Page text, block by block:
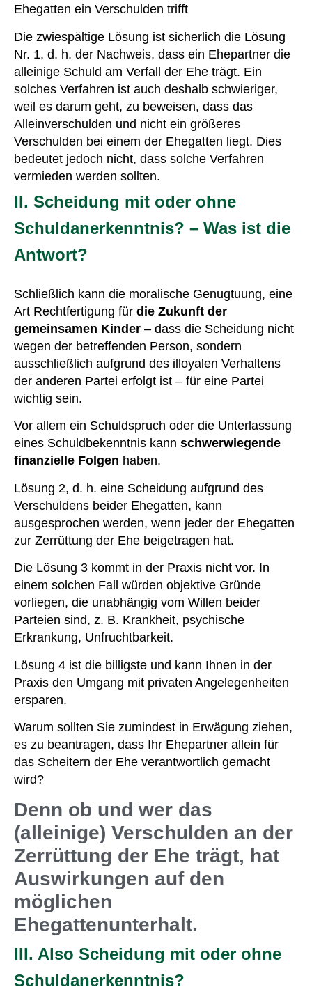
Ehegatten ein Verschulden trifft
Die zwiespältige Lösung ist sicherlich die Lösung
Nr. 1, d. h. der Nachweis, dass ein Ehepartner die
alleinige Schuld am Verfall der Ehe trägt. Ein
solches Verfahren ist auch deshalb schwieriger,
weil es darum geht, zu beweisen, dass das
Alleinverschulden und nicht ein größeres
Verschulden bei einem der Ehegatten liegt. Dies
bedeutet jedoch nicht, dass solche Verfahren
vermieden werden sollten.
II. Scheidung mit oder ohne
Schuldanerkenntnis? – Was ist die
Antwort?
Schließlich kann die moralische Genugtuung, eine
Art Rechtfertigung für die Zukunft der
gemeinsamen Kinder – dass die Scheidung nicht
wegen der betreffenden Person, sondern
ausschließlich aufgrund des illoyalen Verhaltens
der anderen Partei erfolgt ist – für eine Partei
wichtig sein.
Vor allem ein Schuldspruch oder die Unterlassung
eines Schuldbekenntnis kann schwerwiegende
finanzielle Folgen haben.
Lösung 2, d. h. eine Scheidung aufgrund des
Verschuldens beider Ehegatten, kann
ausgesprochen werden, wenn jeder der Ehegatten
zur Zerrüttung der Ehe beigetragen hat.
Die Lösung 3 kommt in der Praxis nicht vor. In
einem solchen Fall würden objektive Gründe
vorliegen, die unabhängig vom Willen beider
Parteien sind, z. B. Krankheit, psychische
Erkrankung, Unfruchtbarkeit.
Lösung 4 ist die billigste und kann Ihnen in der
Praxis den Umgang mit privaten Angelegenheiten
ersparen.
Warum sollten Sie zumindest in Erwägung ziehen,
es zu beantragen, dass Ihr Ehepartner allein für
das Scheitern der Ehe verantwortlich gemacht
wird?
Denn ob und wer das
(alleinige) Verschulden an der
Zerrüttung der Ehe trägt, hat
Auswirkungen auf den
möglichen
Ehegattenunterhalt.
III. Also Scheidung mit oder ohne
Schuldanerkenntnis?